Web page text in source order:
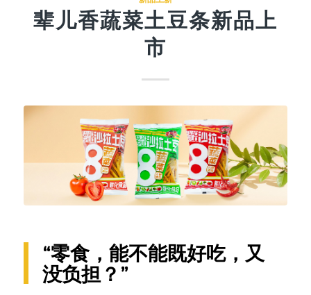
辈儿香蔬菜土豆条新品上
市
“零食，能不能既好吃，又
没负担？”